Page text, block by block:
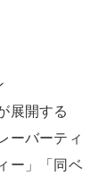
展開する
ーバーティ
ー」「同ベ